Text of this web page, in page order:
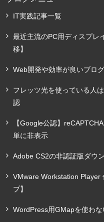
IT実践記事一覧
最近主流のPC用ディスプレ
移】
Web開発や効率が良いブロ
フレッツ光を使っている人
認
【Google公認】
単に非表示
Adobe CS2の非認証版ダウ
VMware Workstation Player
プ】
WordPress用GMapを使わ